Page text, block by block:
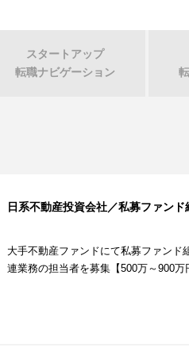
スタートアップ
転職ナビゲーション
日系不動産投資会社／私募ファンド
大手不動産ファンドにて私募ファンド
連業務の担当者を募集【500万～900万